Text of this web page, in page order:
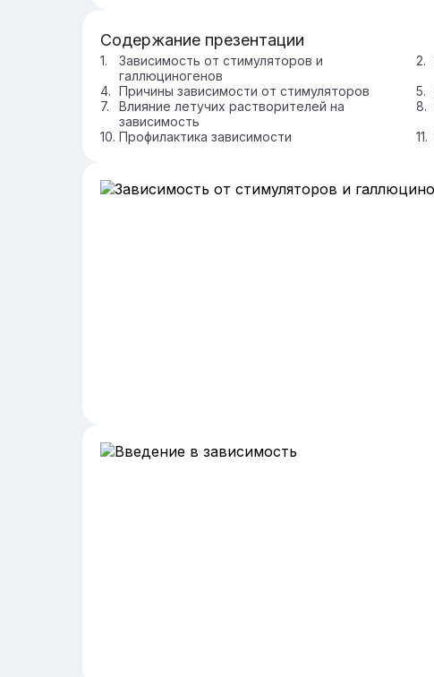
Содержание презентации
Зависимость от стимуляторов и
галлюциногенов
Причины зависимости от стимуляторов
Влияние летучих растворителей на
зависимость
Профилактика зависимости